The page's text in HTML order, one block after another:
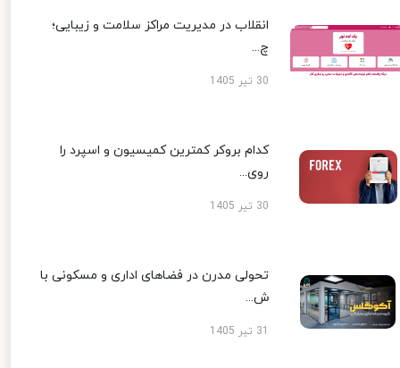
انقلاب در مدیریت مراکز سلامت و زیبایی؛
چ...
30 تیر 1405
کدام بروکر کمترین کمیسیون و اسپرد را
روی...
30 تیر 1405
تحولی مدرن در فضاهای اداری و مسکونی با
ش...